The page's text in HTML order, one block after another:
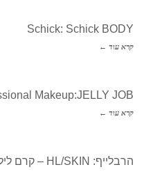
Schick: Schick BODY
קרא עוד ←
Makeup:JELLY JOB
קרא עוד ←
הרבלייף: HL/SKIN – קרם לילה